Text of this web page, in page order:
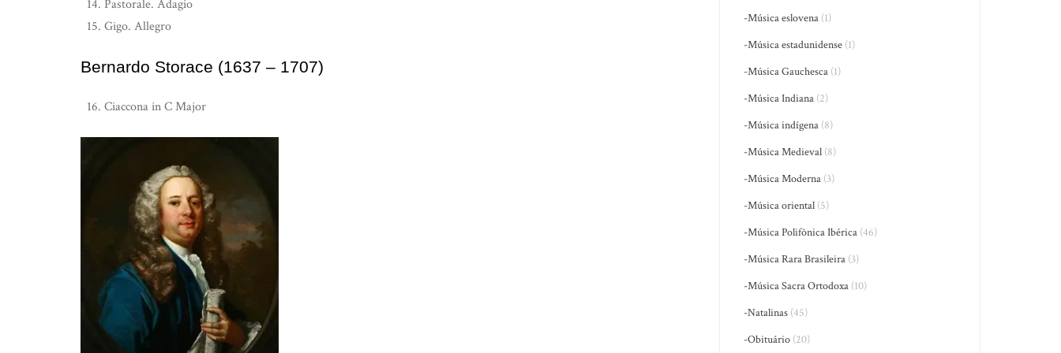
Pastorale. Adagio
Gigo. Allegro
Bernardo Storace (1637 – 1707)
Ciaccona in C Major
-Música eslovena (1)
-Música estadunidense (1)
-Música Gauchesca (1)
-Música Indiana (2)
-Música indígena (8)
-Música Medieval (8)
-Música Moderna (3)
-Música oriental (5)
-Música Polifônica Ibérica (46)
-Música Rara Brasileira (3)
-Música Sacra Ortodoxa (10)
-Natalinas (45)
-Obituário (20)